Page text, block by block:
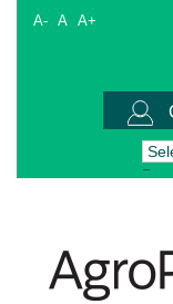
A- A A+